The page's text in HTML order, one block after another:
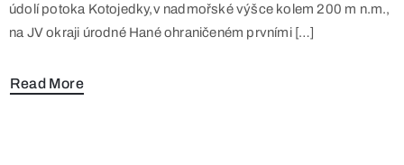
údolí potoka Kotojedky,v nadmořské výšce kolem 200 m n.m.,
na JV okraji úrodné Hané ohraničeném prvními […]
Read More